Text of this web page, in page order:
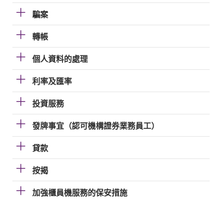
騙案
轉帳
個人資料的處理
利率及匯率
投資服務
發牌事宜（認可機構證券業務員工）
貸款
按揭
加強櫃員機服務的保安措施